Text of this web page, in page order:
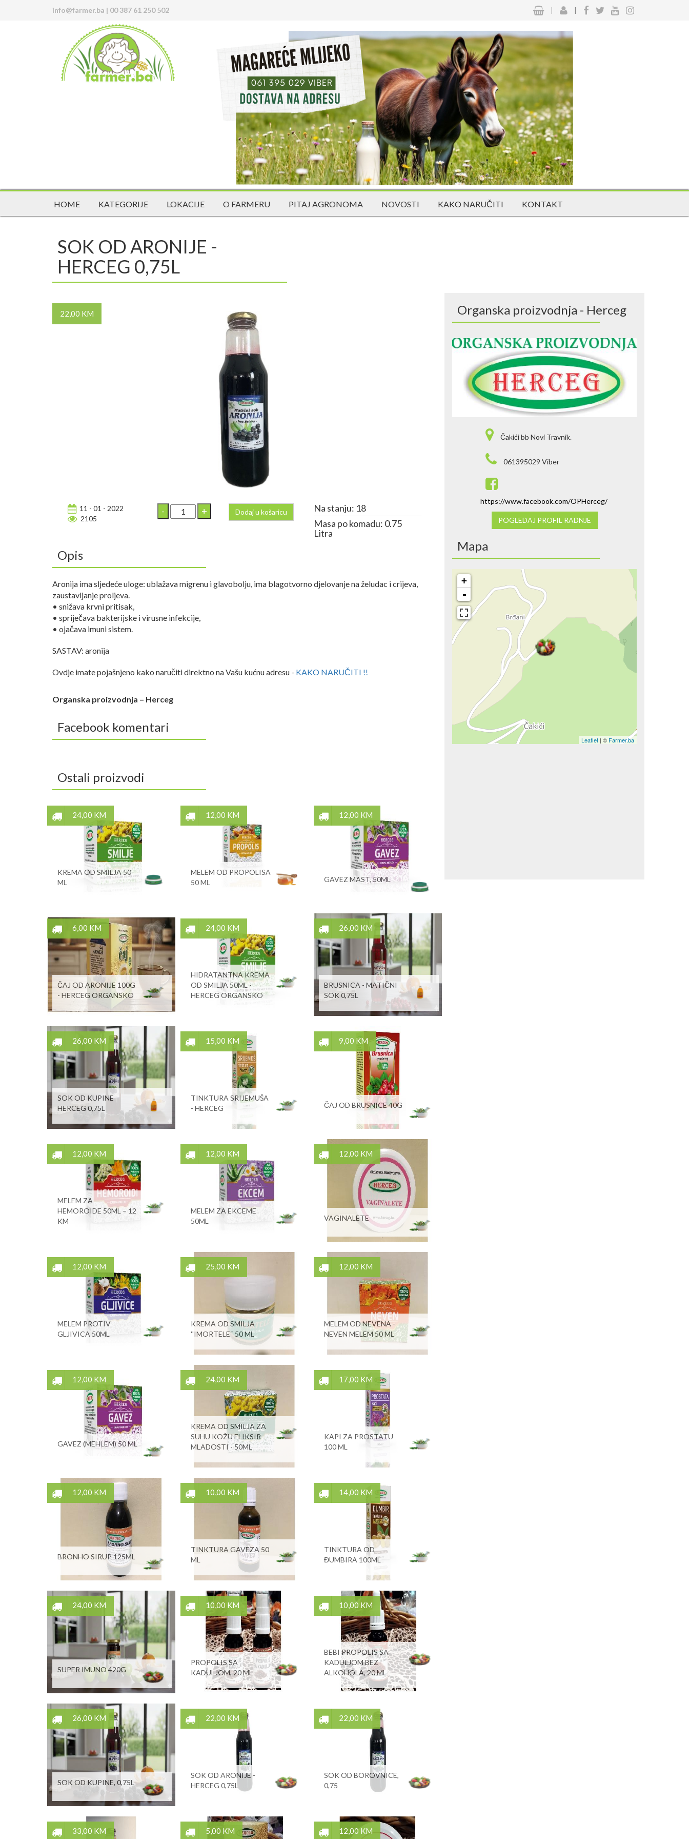
info@farmer.ba | 00 387 61 250 502 | |
HOME KATEGORIJE LOKACIJE O FARMERU PITAJ AGRONOMA NOVOSTI KAKO NARUČITI KONTAKT
SOK OD ARONIJE -
HERCEG 0,75L
22,00 KM
11 - 01 - 2022
2105
Dodaj u košaricu
Na stanju: 18
Masa po komadu: 0.75
Litra
Opis
Aronija ima sljedeće uloge: ublažava migrenu i glavobolju, ima blagotvorno djelovanje na želudac i crijeva,
zaustavljanje proljeva.
• snižava krvni pritisak,
• spriječava bakterijske i virusne infekcije,
• ojačava imuni sistem.
SASTAV: aronija
Ovdje imate pojašnjeno kako naručiti direktno na Vašu kućnu adresu - KAKO NARUČITI !!
Organska proizvodnja – Herceg
Facebook komentari
Ostali proizvodi
24,00 KM
KREMA OD SMILJA 50
ML
12,00 KM
MELEM OD PROPOLISA
50 ML
12,00 KM
GAVEZ MAST, 50ML
6,00 KM
ČAJ OD ARONIJE 100G
- HERCEG ORGANSKO
24,00 KM
HIDRATANTNA KREMA
OD SMILJA 50ML -
HERCEG ORGANSKO
26,00 KM
BRUSNICA - MATIČNI
SOK 0,75L
26,00 KM
SOK OD KUPINE
HERCEG 0,75L
15,00 KM
TINKTURA SRIJEMUŠA
- HERCEG
9,00 KM
ČAJ OD BRUSNICE 40G
12,00 KM
MELEM ZA
HEMOROIDE 50ML – 12
KM
12,00 KM
MELEM ZA EKCEME
50ML
12,00 KM
VAGINALETE
12,00 KM
MELEM PROTIV
GLJIVICA 50ML
25,00 KM
KREMA OD SMILJA
''IMORTELE“ 50 ML
12,00 KM
MELEM OD NEVENA -
NEVEN MELEM 50 ML
12,00 KM
GAVEZ (MEHLEM) 50 ML
24,00 KM
KREMA OD SMILJA ZA
SUHU KOŽU ELIKSIR
MLADOSTI - 50ML
17,00 KM
KAPI ZA PROSTATU
100 ML
12,00 KM
BRONHO SIRUP 125ML
10,00 KM
TINKTURA GAVEZA 50
ML
14,00 KM
TINKTURA OD
ĐUMBIRA 100ML
24,00 KM
SUPER IMUNO 420G
10,00 KM
PROPOLIS SA
KADULJOM, 20 ML
10,00 KM
BEBI PROPOLIS SA
KADULJOM BEZ
ALKOHOLA, 20 ML
26,00 KM
SOK OD KUPINE, 0,75L
22,00 KM
SOK OD ARONIJE -
HERCEG 0,75L
22,00 KM
SOK OD BOROVNICE,
0,75
33,00 KM 5,00 KM 12,00 KM
Organska proizvodnja - Herceg
Čakići bb Novi Travnik.
061395029 Viber
https://www.facebook.com/OPHerceg/
POGLEDAJ PROFIL RADNJE
Mapa
+
-
Leaflet | © Farmer.ba